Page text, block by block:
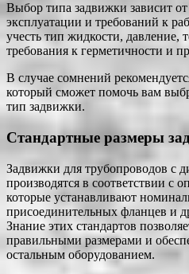
Выбор типа задвижки зависит
эксплуатации и требований к
учесть тип жидкости, давление,
требования к герметичности и
В случае сомнений
который сможет помочь вам
тип задвижки.
Стандартные размеры
Задвижки для трубопроводов с
производятся в соответствии с
которые устанавливают
присоединительных фланцев и
Знание этих стандартов
правильными размерами и
остальным оборудованием.